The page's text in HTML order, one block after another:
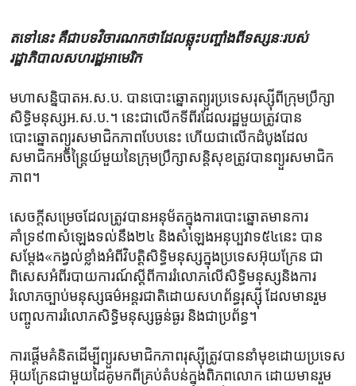
តទៅនេះ​ គឺ​ជា​បទ​វិចារណកថា​ដែល​ឆ្លុះ​បញ្ចាំង​ពី​ទស្សនៈ​របស់​
រដ្ឋាភិបាល​សហរដ្ឋ​អាមេរិក
មហាសន្និបាតអ.ស.ប. បានបោះឆ្នោត​ព្យួរប្រទេស​រុស្ស៊ីពី​ក្រុម​ប្រឹក្សា​
សិទ្ធិ​មនុស្ស​អ.ស.ប.។ នេះ​ជា​លើកទី​ពីរ​ដែលរដ្ឋមួយ​ត្រូវ​បាន
បោះឆ្នោតព្យួរ​សមាជិកភាព​បែប​នេះ ហើយ​ជាលើក​ដំបូង​ដែល​
សមាជិក​អចិន្ត្រៃយ៍​មួយនៃ​ក្រុមប្រឹក្សាសន្តិសុខ​ត្រូវបានព្យួរសមាជិក
ភាព។
សេចក្តី​សម្រេច​ដែលត្រូវបានអនុម័តក្នុង​ការបោះឆ្នោតមានការ
គាំទ្រ៩៣​សំឡេង​ទល់​នឹង​២៤ និង​សំឡេង​អនុប្បវាទ៥៤​នេះ បាន​
សម្តែង«កង្វល់​ខ្លាំងអំពី​វិបត្តិសិទ្ធិមនុស្ស​ក្នុងប្រទេស​អ៊ុយក្រែន ជា​
ពិសេសអំពីរបាយការណ៍​ស្តី​ពីការរំលោភ​លើ​សិទ្ធិ​មនុស្សនិងការ
រំលោភច្បាប់​មនុស្សធម៌​អន្តរជាតិដោយ​សហព័ន្ធ​រុស្ស៊ី ដែល​មានរួម​
បញ្ចូល​ការ​រំលោភសិទ្ធិ​មនុស្ស​ធ្ងន់ធ្ងរ​ និង​ជា​ប្រព័ន្ធ​។
ការផ្តើមគំនិត​ដើម្បី​ព្យួរសមាជិកភាព​រុស្ស៊ីត្រូវ​បាននាំមុខ​ដោយ​ប្រទេស​
អ៊ុយក្រែន​ជាមួយដៃ​គូមក​ពីគ្រប់​តំបន់​ក្នុង​ពិភពលោក ដោយ​មានរួម​